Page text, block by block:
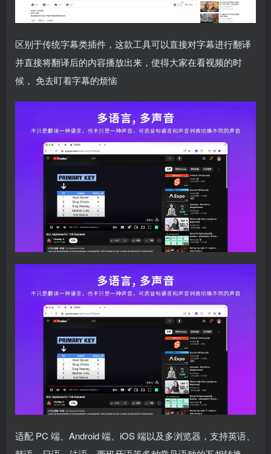
区别于传统字幕类插件，这款工具可以直接对字幕进行翻译
并直接将翻译后的内容播放出来，使得大家在看视频的时
候， 免去盯着字幕的烦恼
适配 PC 端、Android 端、iOS 端以及多浏览器，支持英语、